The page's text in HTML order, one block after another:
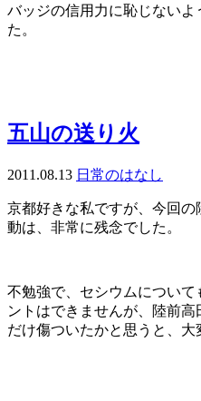
バッジの信用力に恥じない
た。
五山の送り火
2011.08.13 日常のはなし
京都好きな私ですが、今回
動は、非常に残念でした。
不勉強で、セシウムについ
ントはできませんが、陸前
だけ傷ついたかと思うと